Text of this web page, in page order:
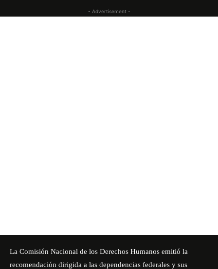
- Advertisement -
La Comisión Nacional de los Derechos Humanos emitió la
recomendación dirigida a las dependencias federales y sus